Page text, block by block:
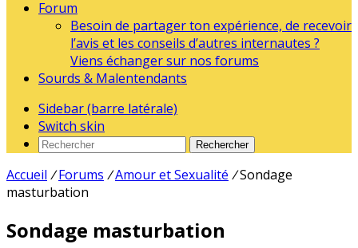
Forum
Besoin de partager ton expérience, de recevoir
l’avis et les conseils d’autres internautes ?
Viens échanger sur nos forums
Sourds & Malentendants
Sidebar (barre latérale)
Switch skin
Rechercher
Accueil / Forums /Amour et Sexualité /Sondage
masturbation
Sondage masturbation